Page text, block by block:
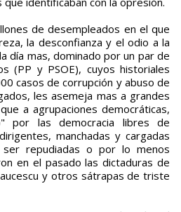
de desempleados en el que
la desconfianza y el odio a la
día mas, dominado por un par de
(PP y PSOE), cuyos historiales
casos de corrupción y abuso de
les asemeja mas a grandes
a agrupaciones democráticas,
por las democracia libres de
manchadas y cargadas
ser repudiadas o por lo menos
en el pasado las dictaduras de
y otros sátrapas de triste